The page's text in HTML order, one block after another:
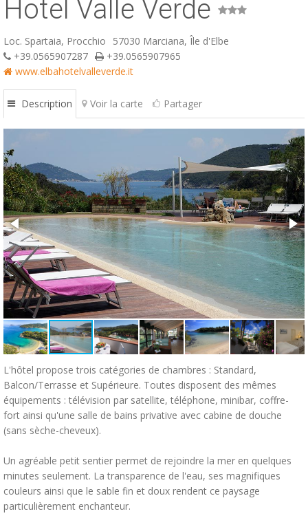
ESP
SLO
Hotel Valle Verde
Loc. Spartaia, Procchio
57030 Marciana, Île d'Elbe
+39.0565907287
+39.0565907965
www.elbahotelvalleverde.it
Description Voir la carte Partager
L'hôtel propose trois catégories de chambres : Standard,
Balcon/Terrasse et Supérieure. Toutes disposent des mêmes
équipements : télévision par satellite, téléphone, minibar, coffre-
fort ainsi qu'une salle de bains privative avec cabine de douche
(sans sèche-cheveux).
Un agréable petit sentier permet de rejoindre la mer en quelques
minutes seulement. La transparence de l'eau, ses magnifiques
couleurs ainsi que le sable fin et doux rendent ce paysage
particulièrement enchanteur.